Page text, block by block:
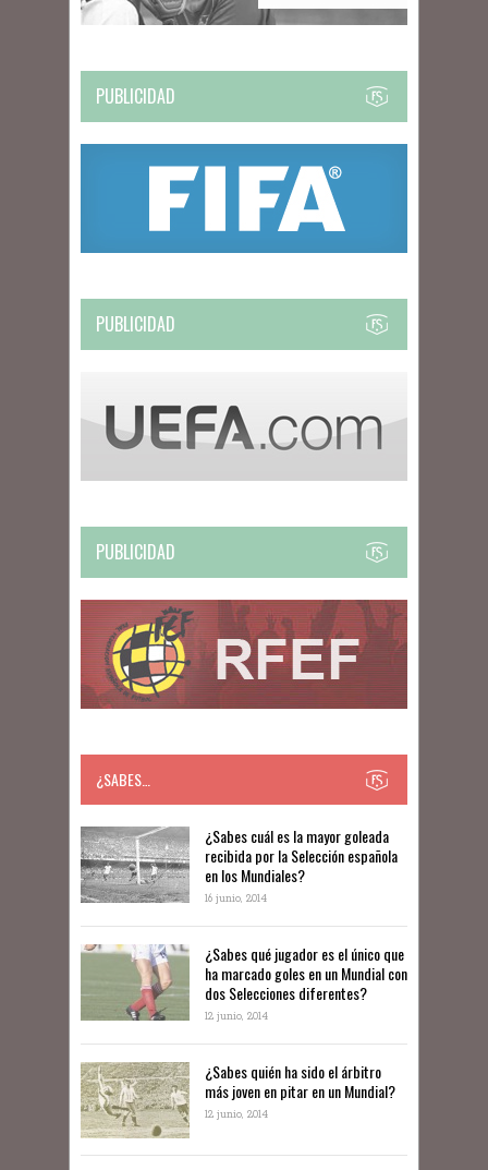
PUBLICIDAD
PUBLICIDAD
PUBLICIDAD
¿SABES…
​​¿Sabes cuál es la mayor goleada
recibida por la Selección española
en los Mundiales?
16 junio, 2014
¿Sabes qué jugador es el único que
ha marcado goles en un Mundial con
dos Selecciones diferentes?
12 junio, 2014
¿Sabes quién ha sido el árbitro
más joven en pitar en un Mundial?
12 junio, 2014